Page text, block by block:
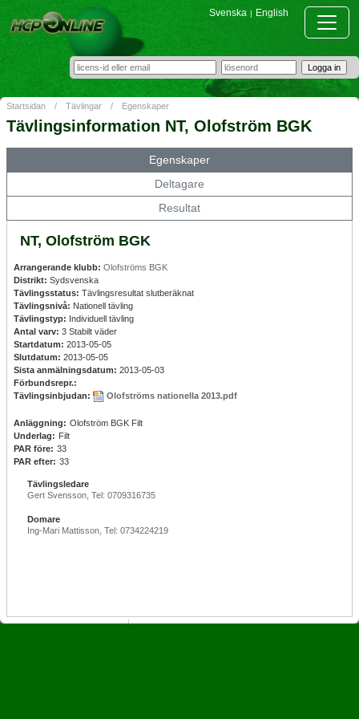
Svenska | English
Startsidan / Tävlingar / Egenskaper
Tävlingsinformation NT, Olofström BGK
Egenskaper
Deltagare
Resultat
NT, Olofström BGK
Arrangerande klubb: Olofströms BGK
Distrikt: Sydsvenska
Tävlingsstatus: Tävlingsresultat slutberäknat
Tävlingsnivå: Nationell tävling
Tävlingstyp: Individuell tävling
Antal varv: 3 Stabilt väder
Startdatum: 2013-05-05
Slutdatum: 2013-05-05
Sista anmälningsdatum: 2013-05-03
Förbundsrepr.:
Tävlingsinbjudan:
Olofströms nationella 2013.pdf
Anläggning: Olofström BGK Filt
Underlag: Filt
PAR före: 33
PAR efter: 33
Tävlingsledare
Gert Svensson, Tel: 0709316735
Domare
Ing-Mari Mattisson, Tel: 0734224219